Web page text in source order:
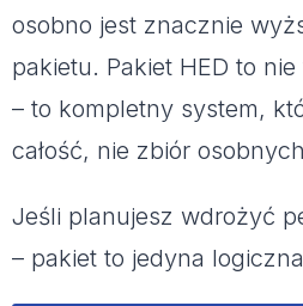
osobno jest znacznie
pakietu. Pakiet HED to
– to kompletny system,
całość, nie zbiór
Jeśli planujesz wdrożyć
– pakiet to jedyna